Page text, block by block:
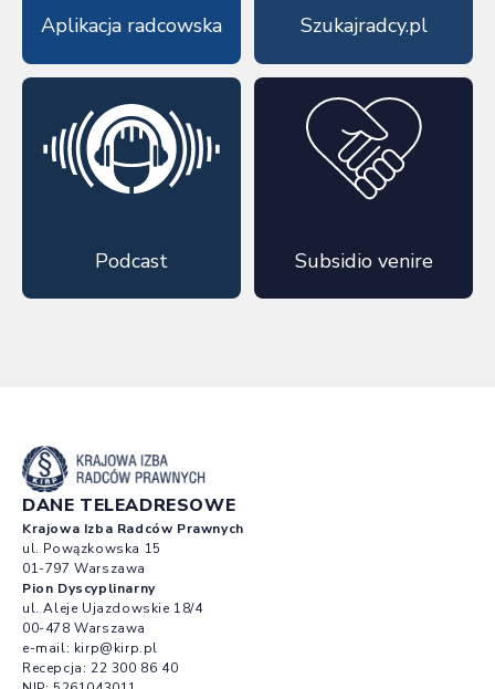
Aplikacja radcowska Szukajradcy.pl
Podcast Subsidio venire
DANE TELEADRESOWE
Krajowa Izba Radców Prawnych
ul. Powązkowska 15
01-797 Warszawa
Pion Dyscyplinarny
ul. Aleje Ujazdowskie 18/4
00-478 Warszawa
e-mail: kirp@kirp.pl
Recepcja: 22 300 86 40